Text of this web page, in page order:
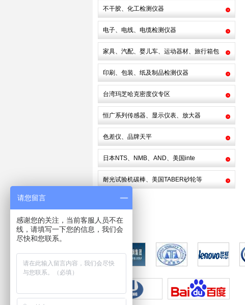
不干胶、化工检测仪器
电子、电线、电缆检测仪器
家具、汽配、婴儿车、运动器材、旅行箱包
印刷、包装、纸及制品检测仪器
台湾玛芝哈克密度仪专区
恒广系列传感器、显示仪表、放大器
色差仪、品牌天平
日本NTS、NMB、AND、美国inte
耐光试验机碳棒、美国TABER砂轮等
作
伙
伴
请您留言
感谢您的关注，当前客服人员不在
线，请填写一下您的信息，我们会
尽快和您联系。